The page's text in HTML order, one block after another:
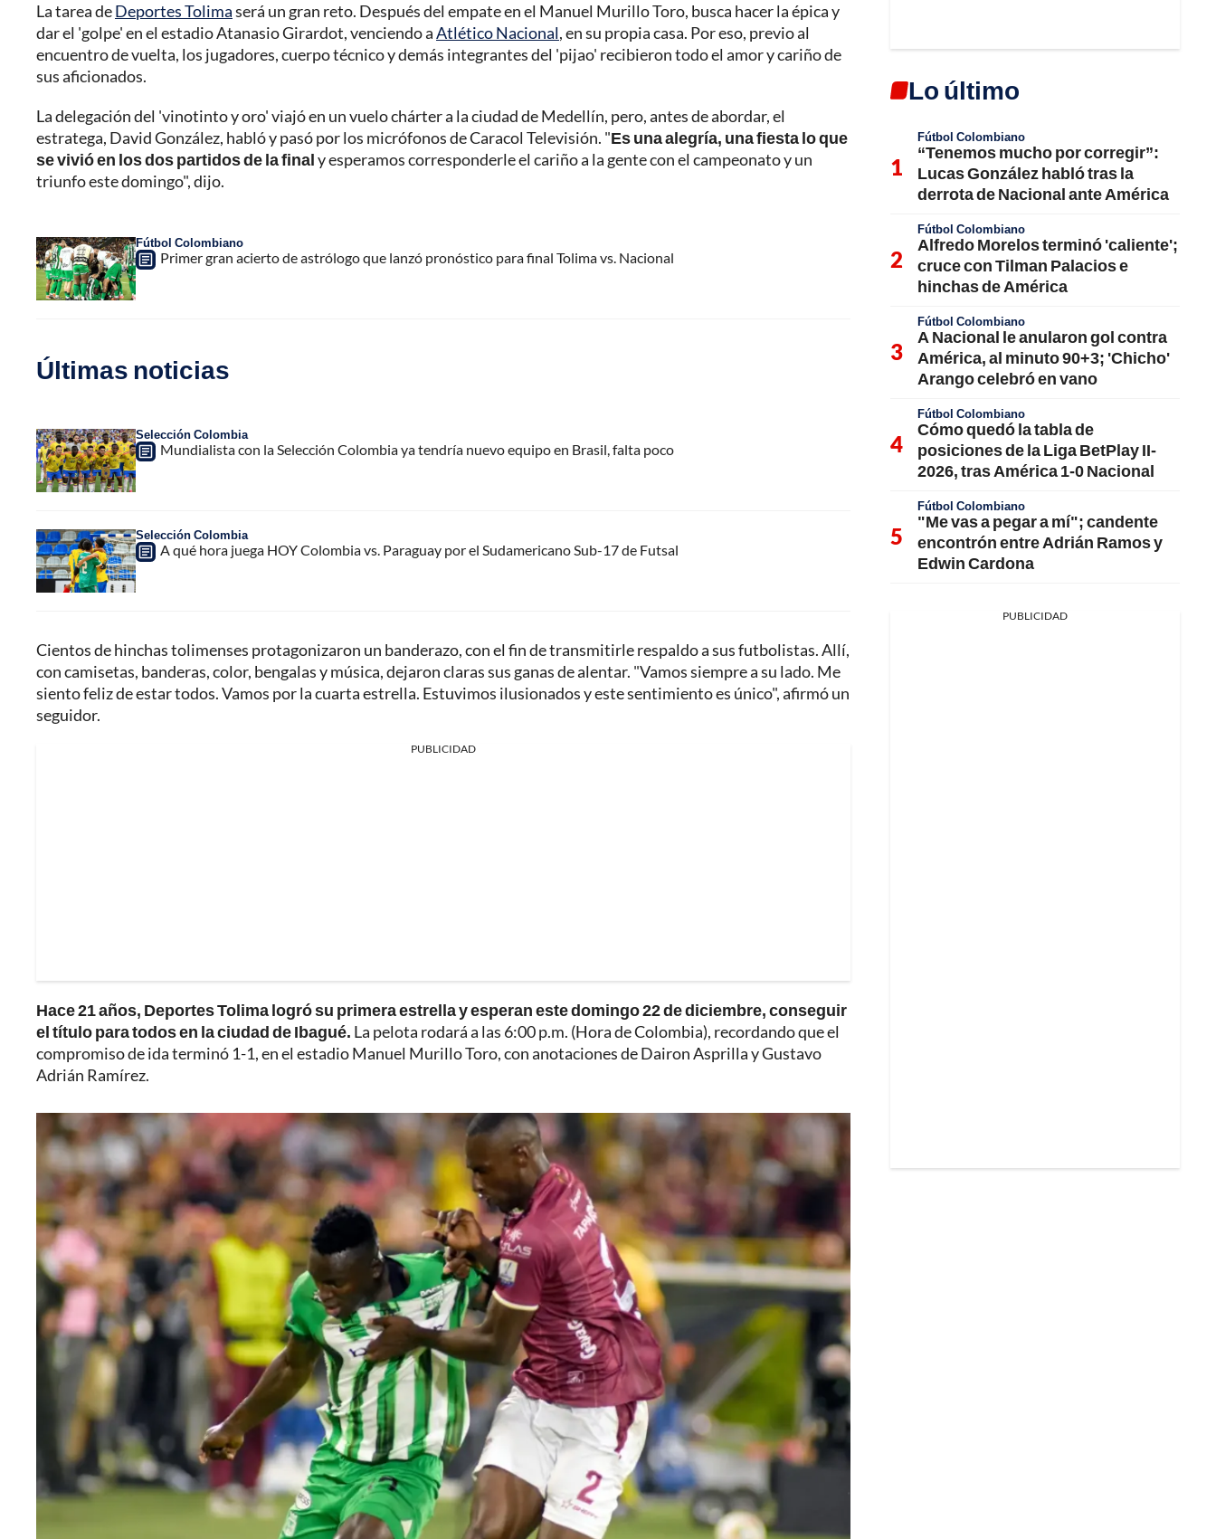
La tarea deDeportes Tolimaserá un gran reto. Después del empate en el Manuel Murillo Toro, busca hacer la épica y
dar el 'golpe' en el estadio Atanasio Girardot, venciendo aAtlético Nacional, en su propia casa. Por eso, previo al
encuentro de vuelta, los jugadores, cuerpo técnico y demás integrantes del 'pijao' recibieron todo el amor y cariño de
sus aficionados.
La delegación del 'vinotinto y oro' viajó en un vuelo chárter a la ciudad de Medellín, pero, antes de abordar, el
estratega, David González, habló y pasó por los micrófonos de Caracol Televisión. "Es una alegría, una fiesta lo que
se vivió en los dos partidos de la finaly esperamos corresponderle el cariño a la gente con el campeonato y un
triunfo este domingo", dijo.
Fútbol Colombiano
Primer gran acierto de astrólogo que lanzó pronóstico para final Tolima vs. Nacional
Últimas noticias
Selección Colombia
Mundialista con la Selección Colombia ya tendría nuevo equipo en Brasil, falta poco
Selección Colombia
A qué hora juega HOY Colombia vs. Paraguay por el Sudamericano Sub-17 de Futsal
Cientos de hinchas tolimenses protagonizaron un banderazo, con el fin de transmitirle respaldo a sus futbolistas. Allí,
con camisetas, banderas, color, bengalas y música, dejaron claras sus ganas de alentar. "Vamos siempre a su lado. Me
siento feliz de estar todos. Vamos por la cuarta estrella. Estuvimos ilusionados y este sentimiento es único", afirmó un
seguidor.
PUBLICIDAD
Hace 21 años, Deportes Tolima logró su primera estrella y esperan este domingo 22 de diciembre, conseguir
el título para todos en la ciudad de Ibagué. La pelota rodará a las 6:00 p.m. (Hora de Colombia), recordando que el
compromiso de ida terminó 1-1, en el estadio Manuel Murillo Toro, con anotaciones de Dairon Asprilla y Gustavo
Adrián Ramírez.
Lo último
Fútbol Colombiano
“Tenemos mucho por corregir”:
Lucas González habló tras la
derrota de Nacional ante América
Fútbol Colombiano
Alfredo Morelos terminó 'caliente';
cruce con Tilman Palacios e
hinchas de América
Fútbol Colombiano
A Nacional le anularon gol contra
América, al minuto 90+3; 'Chicho'
Arango celebró en vano
Fútbol Colombiano
Cómo quedó la tabla de
posiciones de la Liga BetPlay II-
2026, tras América 1-0 Nacional
Fútbol Colombiano
"Me vas a pegar a mí"; candente
encontrón entre Adrián Ramos y
Edwin Cardona
PUBLICIDAD